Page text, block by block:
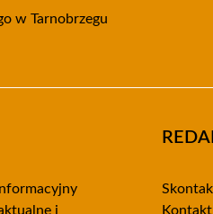
w Tarnobrzegu
i
Kontakt